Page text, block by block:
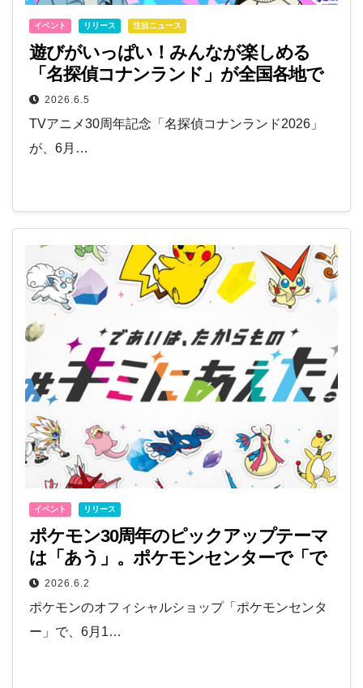
イベント リリース 注目ニュース
遊びがいっぱい！みんなが楽しめる
「名探偵コナンランド」が全国各地で
開催！6月12日から
2026.6.5
TVアニメ30周年記念「名探偵コナンランド2026」
が、6月…
イベント リリース
ポケモン30周年のピックアップテーマ
は「あう」。ポケモンセンターで「で
あいは、たからもの #キミにあえ
た！」キャンペーン開催！
2026.6.2
ポケモンのオフィシャルショップ「ポケモンセンタ
ー」で、6月1…